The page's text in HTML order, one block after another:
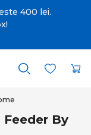
400 lei.
Feeder By